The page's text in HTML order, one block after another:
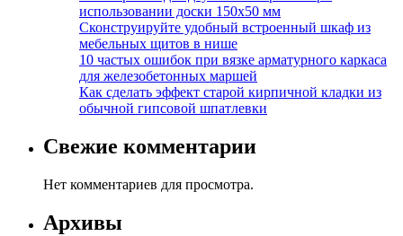
использовании доски 150х50 мм
Сконструируйте удобный встроенный шкаф из
мебельных щитов в нише
10 частых ошибок при вязке арматурного каркаса
для железобетонных маршей
Как сделать эффект старой кирпичной кладки из
обычной гипсовой шпатлевки
Свежие комментарии
Нет комментариев для просмотра.
Архивы